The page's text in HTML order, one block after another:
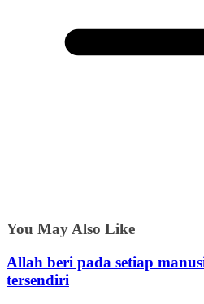
You May Also Like
Allah beri pada setiap
tersendiri